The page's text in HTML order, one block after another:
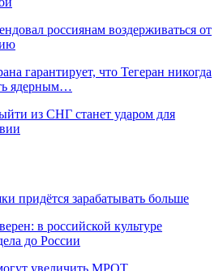
россиянам воздерживаться от
гарантирует, что Тегеран никогда
ядерным…
из СНГ станет ударом для
придётся зарабатывать больше
в российской культуре
до России
увеличить МРОТ